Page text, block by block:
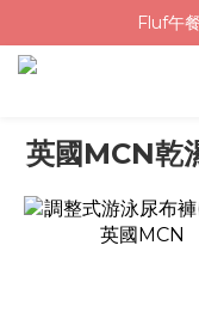
Fluf午
Fluf午
三色碗組
Fluf午
英國MCN乾